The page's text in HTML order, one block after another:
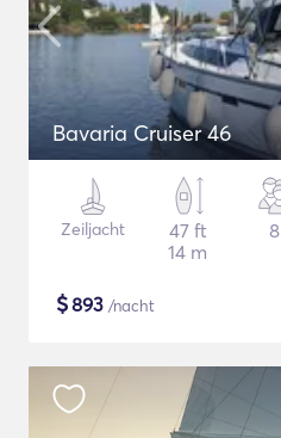
Bavaria Cruiser 46
Zeiljacht
47 ft
14 m
8
$893 /nacht